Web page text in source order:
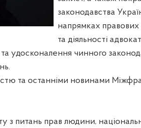
законодавства
напрямках правових
та діяльності
та удосконалення чинного
та останніми новинами
з питань прав людини,